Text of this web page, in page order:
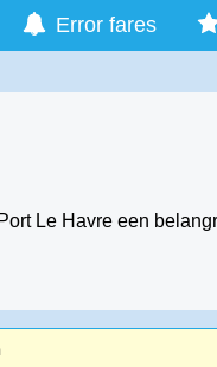
Error fares
Le Havre een